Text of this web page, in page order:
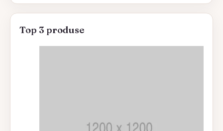
Top 3 produse